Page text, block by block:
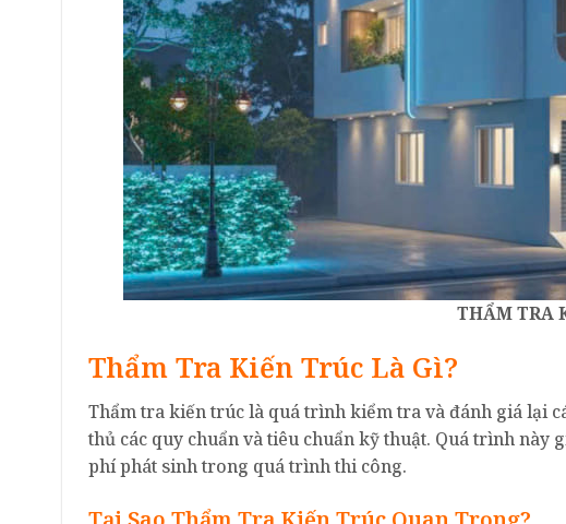
THẨM TRA
Thẩm Tra Kiến Trúc Là Gì?
Thẩm tra kiến trúc là quá trình kiểm tra và đánh giá lại
thủ các quy chuẩn và tiêu chuẩn kỹ thuật. Quá trình
phí phát sinh trong quá trình thi công.